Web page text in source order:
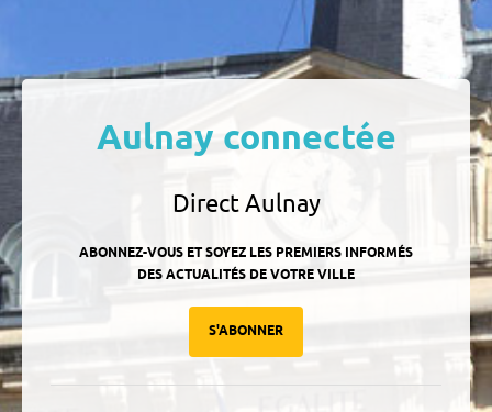
Aulnay connectée
Direct Aulnay
ABONNEZ-VOUS ET SOYEZ LES PREMIERS INFORMÉS
DES ACTUALITÉS DE VOTRE VILLE
S'ABONNER